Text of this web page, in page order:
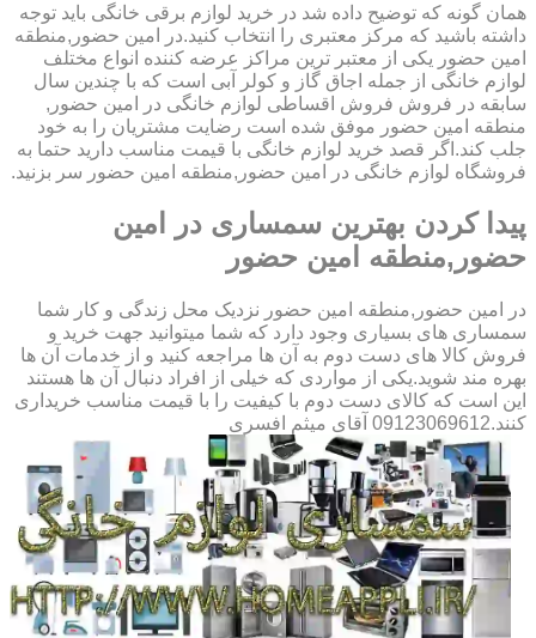
همان گونه که توضیح داده شد در خرید لوازم برقی خانگی باید توجه
داشته باشید که مرکز معتبری را انتخاب کنید.در امین حضور,منطقه
امین حضور یکی از معتبر ترین مراکز عرضه کننده انواع مختلف
لوازم خانگی از جمله اجاق گاز و کولر آبی است که با چندین سال
سابقه در فروش فروش اقساطی لوازم خانگی در امین حضور,
منطقه امین حضور موفق شده است رضایت مشتریان را به خود
جلب کند.اگر قصد خرید لوازم خانگی با قیمت مناسب دارید حتما به
فروشگاه لوازم خانگی در امین حضور,منطقه امین حضور سر بزنید.
پیدا کردن بهترین سمساری در امین
حضور,منطقه امین حضور
در امین حضور,منطقه امین حضور نزدیک محل زندگی و کار شما
سمساری های بسیاری وجود دارد که شما میتوانید جهت خرید و
فروش کالا های دست دوم به آن ها مراجعه کنید و از خدمات آن ها
بهره مند شوید.یکی از مواردی که خیلی از افراد دنبال آن ها هستند
این است که کالای دست دوم با کیفیت را با قیمت مناسب خریداری
کنند.09123069612 آقای میثم افسری